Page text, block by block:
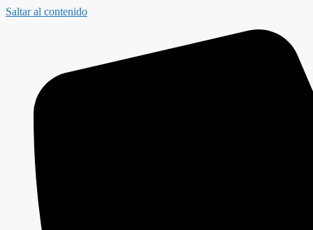
Saltar al contenido